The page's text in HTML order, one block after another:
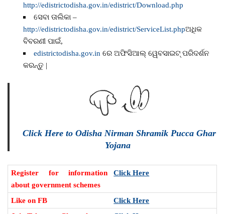
http://edistrictodisha.gov.in/edistrict/Download.php
ସେବା ତାଲିକା –
http://edistrictodisha.gov.in/edistrict/ServiceList.phpଅଧିକ
ବିବରଣୀ ପାଇଁ,
edistrictodisha.gov.in ରେ ଅଫିସିଆଲ୍ ୱେବସାଇଟ୍ ପରିଦର୍ଶନ
କରନ୍ତୁ |
Click Here to Odisha Nirman Shramik Pucca Ghar
Yojana
Register for information
about government schemes
Click Here
Like on FB
Click Here